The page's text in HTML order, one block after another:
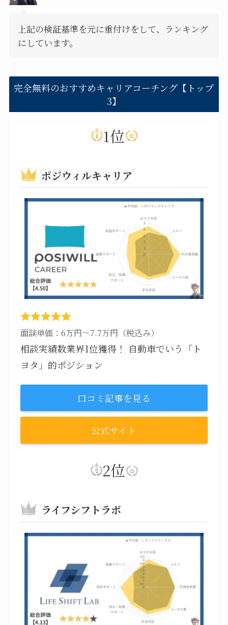
上記の検証基準を元に重付けをして、ランキング
にしています。
完全無料のおすすめキャリアコーチング【トップ
3】
1位
ポジウィルキャリア
面談単価：6万円～7.7万円（税込み）
相談実績数業界1位獲得！ 自動車でいう「ト
ヨタ」的ポジション
口コミ記事を見る
公式サイト
2位
ライフシフトラボ